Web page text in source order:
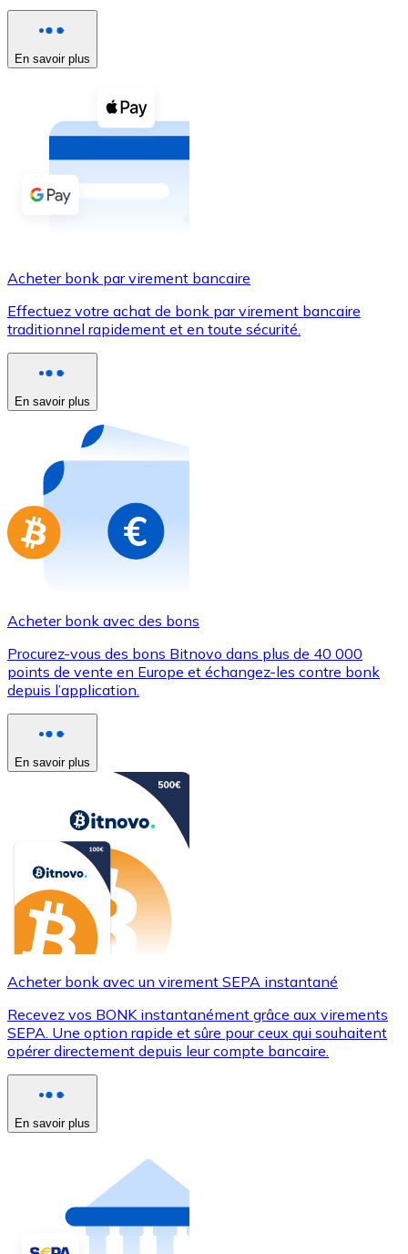
Voir toutes
Coupons crypto
Achetez des cryptomonnaies en espèces et d'autres
Acheter avec espèces
Virement SEPA
Utilisez les cartes Visa et Mastercard pour acheter
Acheter avec carte
Nouveau
Achetez des cartes-cadeaux de vos marques
Aller à la boutique de cartes-cadeaux
En savoir plus
Acheter bonk par virement bancaire
Effectuez votre achat de bonk par virement bancaire
traditionnel rapidement et en toute sécurité.
En savoir plus
Acheter bonk avec des bons
Procurez-vous des bons Bitnovo dans plus de 40 000
points de vente en Europe et échangez-les contre bonk
depuis l’application.
En savoir plus
Acheter bonk avec un virement SEPA instantané
Recevez vos BONK instantanément grâce aux virements
SEPA. Une option rapide et sûre pour ceux qui souhaitent
opérer directement depuis leur compte bancaire.
En savoir plus